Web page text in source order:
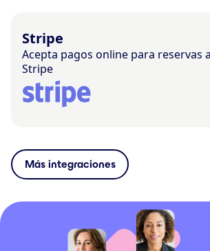
Stripe
Acepta pagos online para reservas
Stripe
Más integraciones